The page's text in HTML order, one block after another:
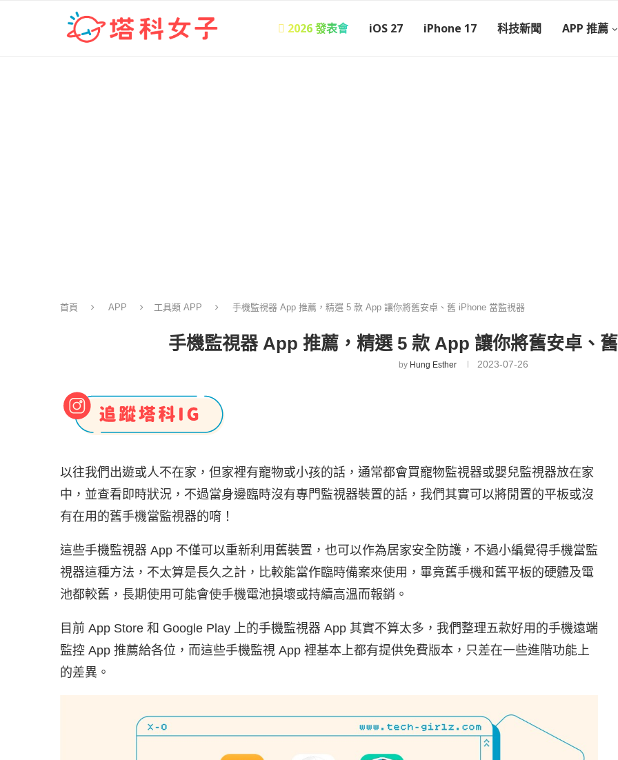
 2026 發表會 iOS 27 iPhone 17 科技新聞 APP 推薦
首頁 APP 工具類 APP 手機監視器 App 推薦，精選 5 款 App 讓你將舊安卓、舊 iPhone 當監視器
手機監視器 App 推薦，精選 5 款 App 讓你將舊安卓、
by Hung Esther 2023-07-26
以往我們出遊或人不在家，但家裡有寵物或小孩的話，通常都會買寵物監視器或嬰兒監視器放在家
中，並查看即時狀況，不過當身邊臨時沒有專門監視器裝置的話，我們其實可以將閒置的平板或沒
有在用的舊手機當監視器的唷！
這些手機監視器 App 不僅可以重新利用舊裝置，也可以作為居家安全防護，不過小編覺得手機當監
視器這種方法，不太算是長久之計，比較能當作臨時備案來使用，畢竟舊手機和舊平板的硬體及電
池都較舊，長期使用可能會使手機電池損壞或持續高溫而報銷。
目前 App Store 和 Google Play 上的手機監視器 App 其實不算太多，我們整理五款好用的手機遠端
監控 App 推薦給各位，而這些手機監視 App 裡基本上都有提供免費版本，只差在一些進階功能上
的差異。